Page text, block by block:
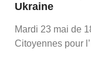
Ukraine
Mardi 23 mai de
Citoyennes pour